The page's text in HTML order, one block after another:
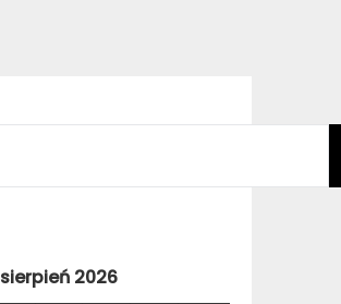
sierpień 2026